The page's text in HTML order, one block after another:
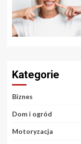
Kategorie
Biznes
Dom i ogród
Motoryzacja